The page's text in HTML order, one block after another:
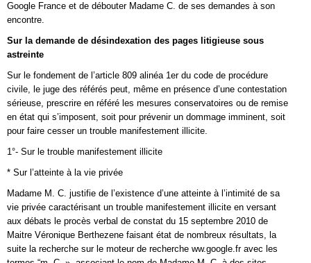
Google France et de débouter Madame C. de ses demandes à son
encontre.
Sur la demande de désindexation des pages litigieuse sous
astreinte
Sur le fondement de l’article 809 alinéa 1er du code de procédure
civile, le juge des référés peut, même en présence d’une contestation
sérieuse, prescrire en référé les mesures conservatoires ou de remise
en état qui s’imposent, soit pour prévenir un dommage imminent, soit
pour faire cesser un trouble manifestement illicite.
1°- Sur le trouble manifestement illicite
* Sur l’atteinte à la vie privée
Madame M. C. justifie de l’existence d’une atteinte à l’intimité de sa
vie privée caractérisant un trouble manifestement illicite en versant
aux débats le procès verbal de constat du 15 septembre 2010 de
Maitre Véronique Berthezene faisant état de nombreux résultats, la
suite la recherche sur le moteur de recherche ww.google.fr avec les